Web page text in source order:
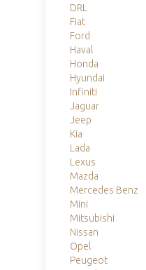
DRL
Fiat
Ford
Haval
Honda
Hyundai
Infiniti
Jaguar
Jeep
Kia
Lada
Lexus
Mazda
Mercedes Benz
Mini
Mitsubishi
Nissan
Opel
Peugeot